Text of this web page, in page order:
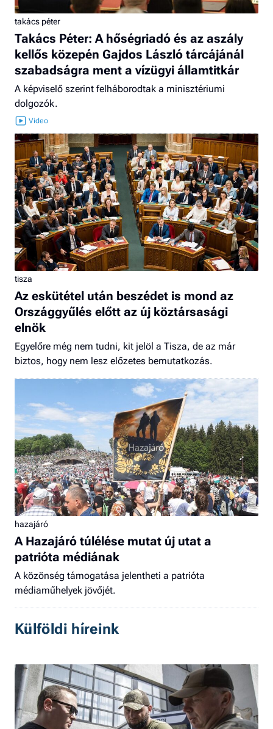
takács péter
Takács Péter: A hőségriadó és az aszály
kellős közepén Gajdos László tárcájánál
szabadságra ment a vízügyi államtitkár
A képviselő szerint felháborodtak a minisztériumi
dolgozók.
tisza
Az eskütétel után beszédet is mond az
Országgyűlés előtt az új köztársasági
elnök
Egyelőre még nem tudni, kit jelöl a Tisza, de az már
biztos, hogy nem lesz előzetes bemutatkozás.
hazajáró
A Hazajáró túlélése mutat új utat a
patrióta médiának
A közönség támogatása jelentheti a patrióta
médiaműhelyek jövőjét.
Külföldi híreink